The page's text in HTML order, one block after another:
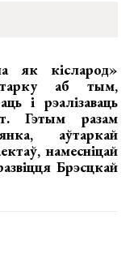
як кісларод»
аб тым,
і рэалізаваць
Гэтым разам
аўтаркай
намесніцай
Брэсцкай